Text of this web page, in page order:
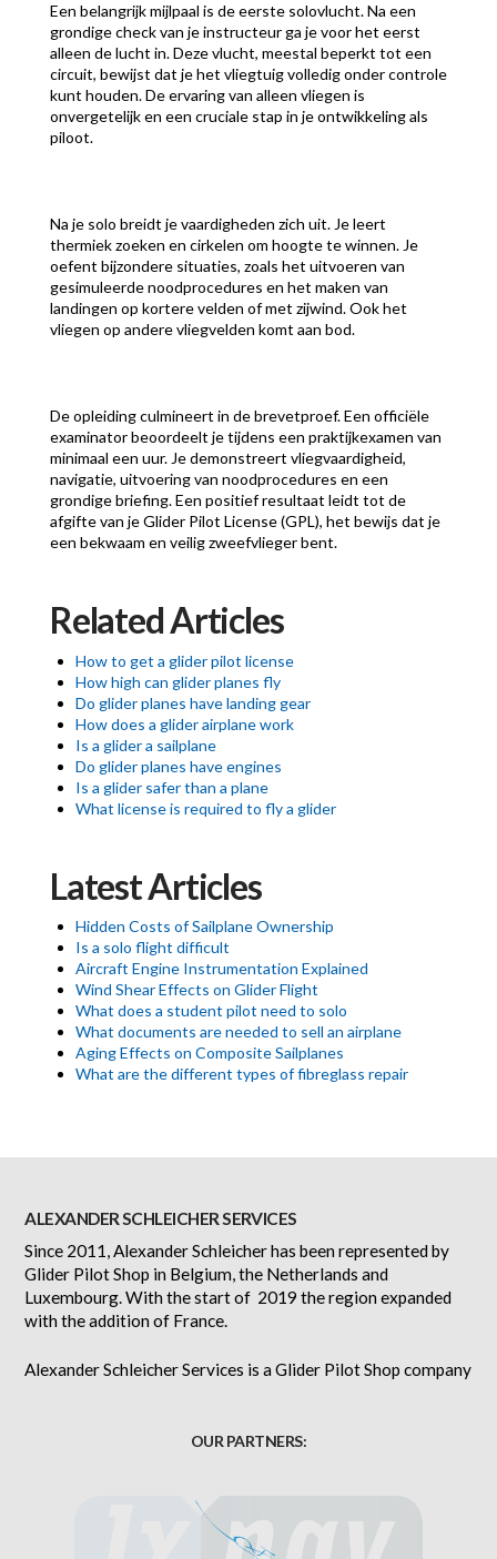
Een belangrijk mijlpaal is de eerste solovlucht. Na een
grondige check van je instructeur ga je voor het eerst
alleen de lucht in. Deze vlucht, meestal beperkt tot een
circuit, bewijst dat je het vliegtuig volledig onder controle
kunt houden. De ervaring van alleen vliegen is
onvergetelijk en een cruciale stap in je ontwikkeling als
piloot.
Na je solo breidt je vaardigheden zich uit. Je leert
thermiek zoeken en cirkelen om hoogte te winnen. Je
oefent bijzondere situaties, zoals het uitvoeren van
gesimuleerde noodprocedures en het maken van
landingen op kortere velden of met zijwind. Ook het
vliegen op andere vliegvelden komt aan bod.
De opleiding culmineert in de brevetproef. Een officiële
examinator beoordeelt je tijdens een praktijkexamen van
minimaal een uur. Je demonstreert vliegvaardigheid,
navigatie, uitvoering van noodprocedures en een
grondige briefing. Een positief resultaat leidt tot de
afgifte van je Glider Pilot License (GPL), het bewijs dat je
een bekwaam en veilig zweefvlieger bent.
Related Articles
How to get a glider pilot license
How high can glider planes fly
Do glider planes have landing gear
How does a glider airplane work
Is a glider a sailplane
Do glider planes have engines
Is a glider safer than a plane
What license is required to fly a glider
Latest Articles
Hidden Costs of Sailplane Ownership
Is a solo flight difficult
Aircraft Engine Instrumentation Explained
Wind Shear Effects on Glider Flight
What does a student pilot need to solo
What documents are needed to sell an airplane
Aging Effects on Composite Sailplanes
What are the different types of fibreglass repair
ALEXANDER SCHLEICHER SERVICES
Since 2011, Alexander Schleicher has been represented by
Glider Pilot Shop in Belgium, the Netherlands and
Luxembourg. With the start of 2019 the region expanded
with the addition of France.
Alexander Schleicher Services is a Glider Pilot Shop company
OUR PARTNERS: